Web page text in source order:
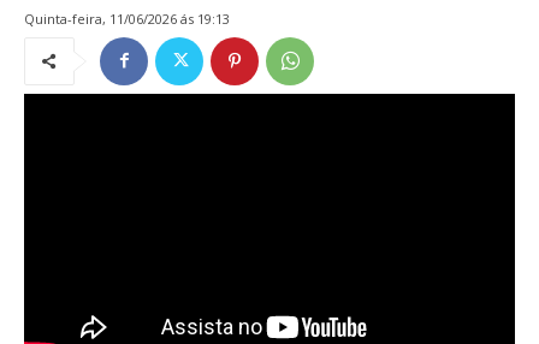
quinta-feira, 11/06/2026 ás 19:13